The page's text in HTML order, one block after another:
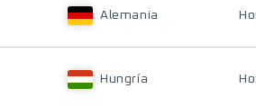
Alemania
Hungría